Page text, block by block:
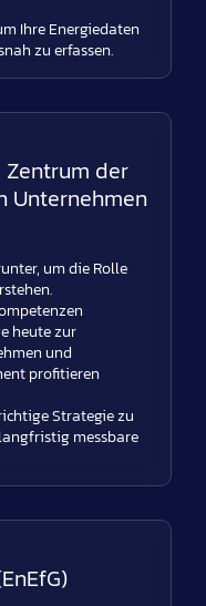
Ihre Energiedaten
zu erfassen.
Zentrum der
Unternehmen
um die Rolle
heute zur
und
profitieren
Strategie zu
messbare